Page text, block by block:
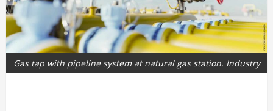
Gas tap with pipeline system at natural gas station. Industry